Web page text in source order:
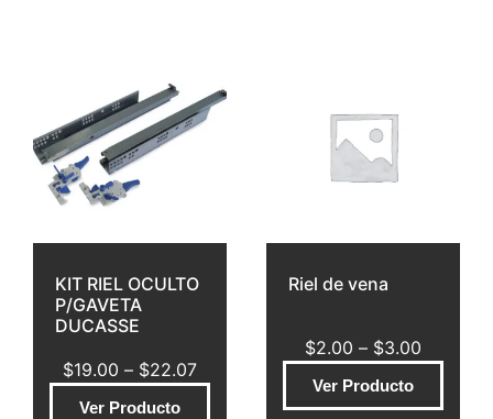
KIT RIEL OCULTO
P/GAVETA
DUCASSE
$19.00 – $22.07
Ver Producto
Riel de vena
$2.00 – $3.00
Ver Producto